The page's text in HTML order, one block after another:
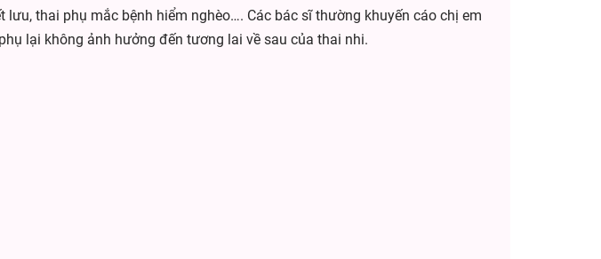
thai phụ mắc bệnh hiểm nghèo…. Các bác sĩ thường khuyến cáo chị em
lại không ảnh hưởng đến tương lai về sau của thai nhi.